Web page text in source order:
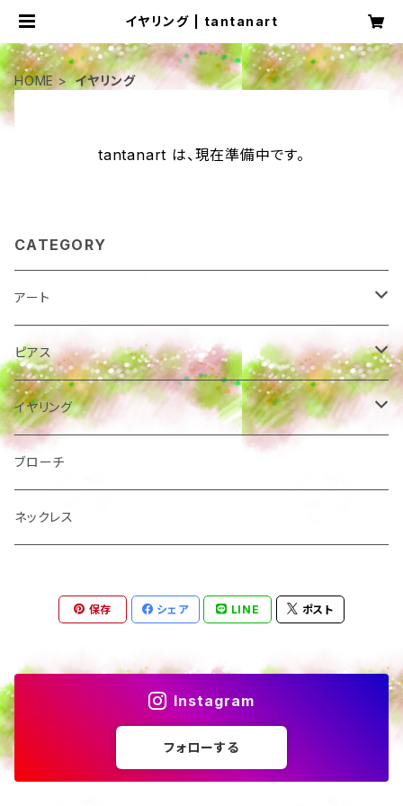
イヤリング | tantanart
HOME イヤリング
tantanart は、現在準備中です。
CATEGORY
アート
カード
絵本
ピアス
サージカルステンレス
樹脂ポスト
イヤリング
樹脂ポストイヤリング
ネジ式 板バネイヤリング
ブローチ
ネックレス
保存 シェア LINE ポスト
Instagram
フォローする